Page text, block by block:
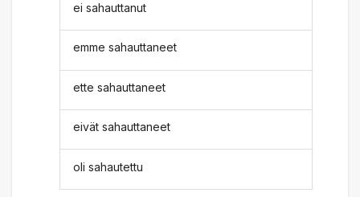
ei sahauttanut
emme sahauttaneet
ette sahauttaneet
eivät sahauttaneet
oli sahautettu